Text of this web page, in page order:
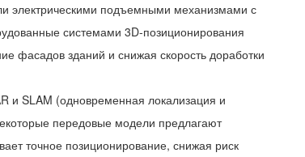
электрическими подъемными механизмами с
системами 3D-позиционирования
фасадов зданий и снижая скорость доработки
и SLAM (одновременная локализация и
передовые модели предлагают
точное позиционирование, снижая риск